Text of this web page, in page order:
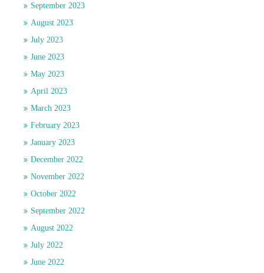
September 2023
August 2023
July 2023
June 2023
May 2023
April 2023
March 2023
February 2023
January 2023
December 2022
November 2022
October 2022
September 2022
August 2022
July 2022
June 2022